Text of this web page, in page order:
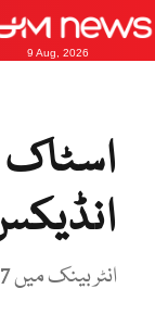
9 Aug, 2026
انٹر بینک میں 7 پیسے کی کمی سے ڈالر کی قیمت 277 روپے ، 94 پیسے ہو گئی